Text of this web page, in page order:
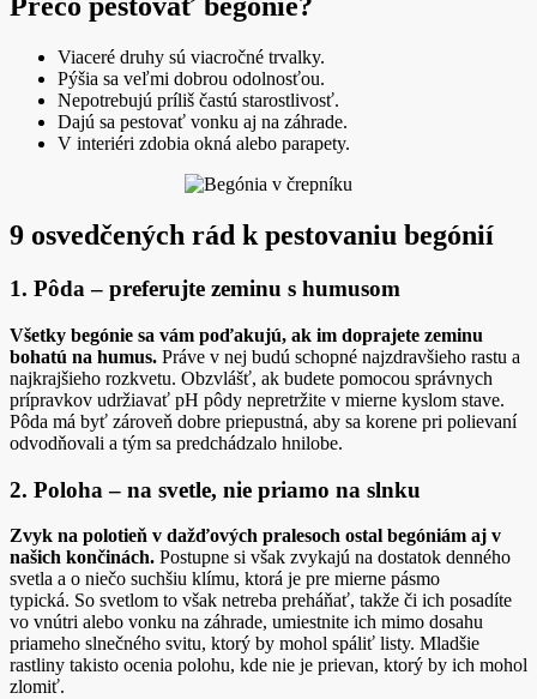
Prečo pestovať begónie?
Viaceré druhy sú viacročné trvalky.
Pýšia sa veľmi dobrou odolnosťou.
Nepotrebujú príliš častú starostlivosť.
Dajú sa pestovať vonku aj na záhrade.
V interiéri zdobia okná alebo parapety.
9 osvedčených rád k pestovaniu begónií
1. Pôda – preferujte zeminu s humusom
Všetky begónie sa vám poďakujú, ak im doprajete zeminu
bohatú na humus. Práve v nej budú schopné najzdravšieho rastu a
najkrajšieho rozkvetu. Obzvlášť, ak budete pomocou správnych
prípravkov udržiavať pH pôdy nepretržite v mierne kyslom stave.
Pôda má byť zároveň dobre priepustná, aby sa korene pri polievaní
odvodňovali a tým sa predchádzalo hnilobe.
2. Poloha – na svetle, nie priamo na slnku
Zvyk na polotieň v dažďových pralesoch ostal begóniám aj v
našich končinách. Postupne si však zvykajú na dostatok denného
svetla a o niečo suchšiu klímu, ktorá je pre mierne pásmo
typická. So svetlom to však netreba preháňať, takže či ich posadíte
vo vnútri alebo vonku na záhrade, umiestnite ich mimo dosahu
priameho slnečného svitu, ktorý by mohol spáliť listy. Mladšie
rastliny takisto ocenia polohu, kde nie je prievan, ktorý by ich mohol
zlomiť.